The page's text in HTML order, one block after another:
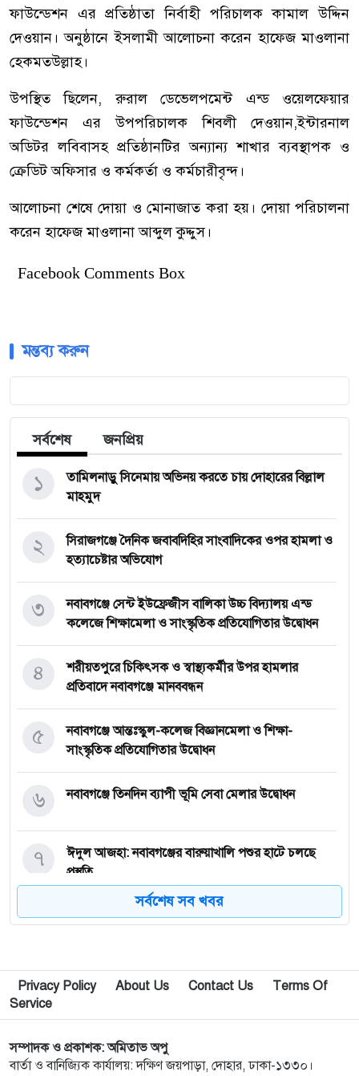
ফাউন্ডেশন এর প্রতিষ্ঠাতা নির্বাহী পরিচালক কামাল উদ্দিন
দেওয়ান। অনুষ্ঠানে ইসলামী আলোচনা করেন হাফেজ মাওলানা
হেকমতউল্লাহ।
উপস্থিত ছিলেন, রুরাল ডেভেলপমেন্ট এন্ড ওয়েলফেয়ার
ফাউন্ডেশন এর উপপরিচালক শিবলী দেওয়ান,ইন্টারনাল
অডিটর লবিবাসহ প্রতিষ্ঠানটির অন্যান্য শাখার ব্যবস্থাপক ও
ক্রেডিট অফিসার ও কর্মকর্তা ও কর্মচারীবৃন্দ।
আলোচনা শেষে দোয়া ও মোনাজাত করা হয়। দোয়া পরিচালনা
করেন হাফেজ মাওলানা আব্দুল কুদ্দুস।
Facebook Comments Box
মন্তব্য করুন
সর্বশেষ জনপ্রিয়
তামিলনাড়ু সিনেমায় অভিনয় করতে চায় দোহারের বিল্লাল
মাহমুদ
১
সিরাজগঞ্জে দৈনিক জবাবদিহির সাংবাদিকের ওপর হামলা ও
হত্যাচেষ্টার অভিযোগ
২
নবাবগঞ্জে সেন্ট ইউফ্রেজীস বালিকা উচ্চ বিদ্যালয় এন্ড
কলেজে শিক্ষামেলা ও সাংস্কৃতিক প্রতিযোগিতার উদ্বোধন
৩
শরীয়তপুরে চিকিৎসক ও স্বাস্থ্যকর্মীর উপর হামলার
প্রতিবাদে নবাবগঞ্জে মানববন্ধন
৪
নবাবগঞ্জে আন্তঃস্কুল-কলেজ বিজ্ঞানমেলা ও শিক্ষা-
সাংস্কৃতিক প্রতিযোগিতার উদ্বোধন
৫
নবাবগঞ্জে তিনদিন ব্যাপী ভূমি সেবা মেলার উদ্বোধন
৬
ঈদুল আজহা: নবাবগঞ্জের বারুয়াখালি পশুর হাটে চলছে
প্রস্তুতি
৭
নবাবগঞ্জে পরিস্কার পরিচ্ছন্নতা অভিযানে এমপি
৮
পপুলার লাইফ ইন্স্যুরেন্স পিএলসির নবাবগঞ্জ অঞ্চলে বার্ষিক
সম্মেলন ও চেক হস্তান্তর
৯
আবু সাঈদ হত্যা মামলা: বেরোবি’র সাবেক ভিসি হাসিবুর
রশীদকে কারাগারে প্রেরণ
১০
সর্বশেষ সব খবর
Privacy Policy About Us Contact Us
Terms Of
Service
সম্পাদক ও প্রকাশক: অমিতাভ অপু
বার্তা ও বানিজ্যিক কার্যালয়: দক্ষিণ জয়পাড়া, দোহার, ঢাকা-১৩৩০।